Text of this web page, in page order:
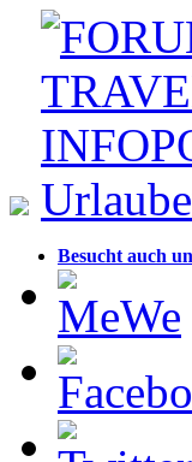
Besucht auch